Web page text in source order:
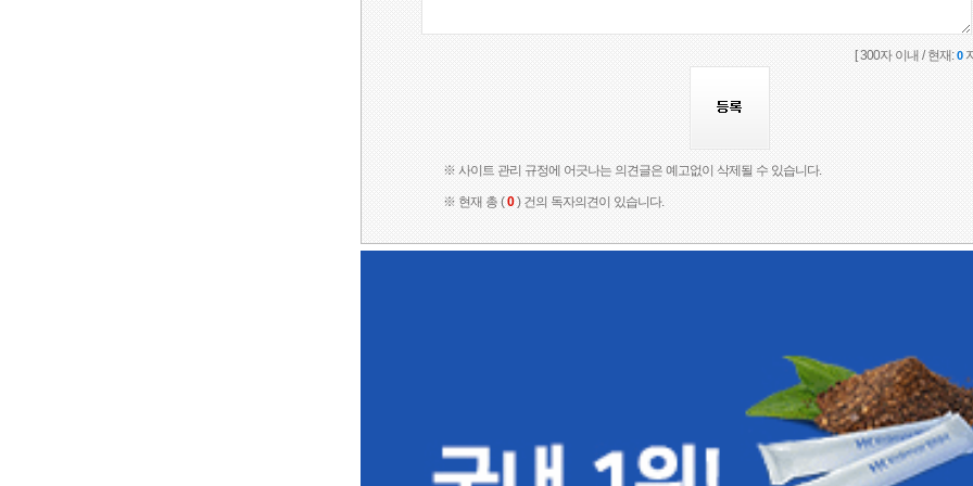
[ 300자 이내 / 현재:0
※ 사이트 관리 규정에 어긋나는 의견글은 예고없이 삭제될 수 있습니다.
※ 현재 총 (0) 건의 독자의견이 있습니다.